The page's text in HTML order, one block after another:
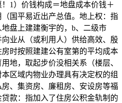
1）价钱构成＝地盘成本价钱＋
国平易近出产总值。地上权：指
盘上建建衡宇的，b、二级市
业从（或利用人）供给高效、殷
时按照建建公有室第的平均成本
地，取起步价没相关系（楼层、
区域内物业办理具有决定权的组
、集资房、廉租房、安设房等福
款：指加入了住房公积金轨制的